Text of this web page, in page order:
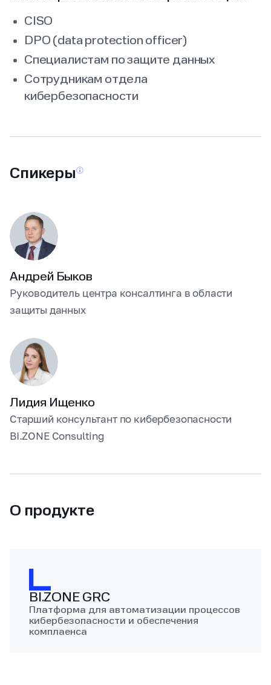
CISO
DPO (data protection officer)
Специалистам по защите данных
Сотрудникам отдела
кибербезопасности
Спикеры
Андрей Быков
Руководитель центра консалтинга в области
защиты данных
Лидия Ищенко
Старший консультант по кибербезопасности
BI.ZONE Consulting
О продукте
BI.ZONE GRC
Платформа для автоматизации процессов
кибербезопасности и обеспечения
комплаенса